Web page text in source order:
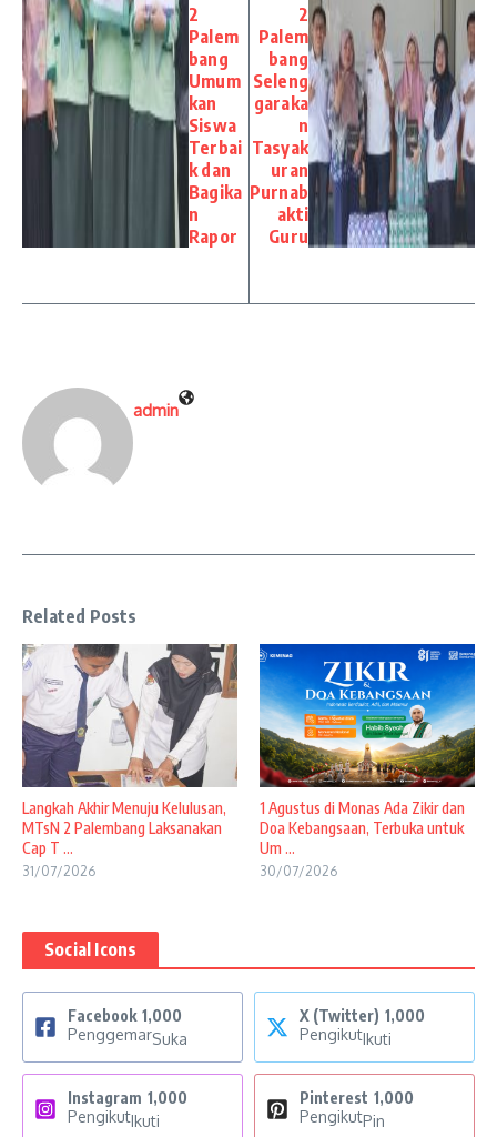
2
Palem
bang
Umum
kan
Siswa
Terbai
k dan
Bagika
n
Rapor
2
Palem
bang
Seleng
garaka
n
Tasyak
uran
Purnab
akti
Guru
admin
Related Posts
Langkah Akhir Menuju Kelulusan,
MTsN 2 Palembang Laksanakan
Cap T ...
31/07/2026
1 Agustus di Monas Ada Zikir dan
Doa Kebangsaan, Terbuka untuk
Um ...
30/07/2026
Social Icons
Facebook 1,000
PenggemarSuka
X (Twitter) 1,000
PengikutIkuti
Instagram 1,000
PengikutIkuti
Pinterest 1,000
PengikutPin